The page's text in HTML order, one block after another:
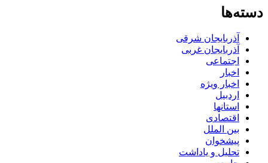
دسته‌ها
آذربایجان شرقی
آذربایجان غربی
اجتماعی
اخبار
اخبار ویژه
اردبیل
استانها
اقتصادی
بین الملل
پیشخوان
تحلیل و یاداشت